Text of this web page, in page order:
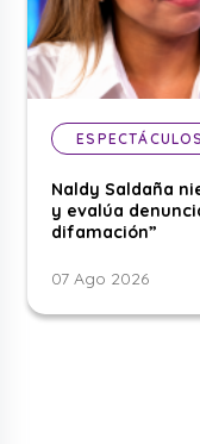
ESPECTÁCULOS
Naldy Saldaña
y evalúa
difamación”
07 Ago 2026